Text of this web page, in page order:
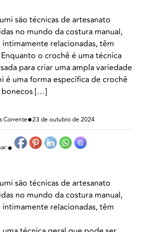
são técnicas de artesanato
no mundo da costura manual,
relacionadas, têm
o crochê é uma técnica
para criar uma ampla variedade
é uma forma específica de crochê
bonecos […]
Corrente●23 de outubro de 2024
●
são técnicas de artesanato
no mundo da costura manual,
relacionadas, têm